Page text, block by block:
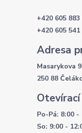
+420 605 883
+420 605 541
Adresa
Masarykova
250 88
Po-Pá: 8:00 -
So: 9:00 -